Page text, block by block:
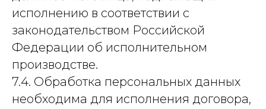
исполнению в соответствии с
законодательством Российской
Федерации об исполнительном
производстве.
7.4. Обработка персональных данных
необходима для исполнения договора,